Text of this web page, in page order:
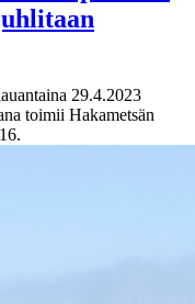
29.4.2023
toimii Hakametsän